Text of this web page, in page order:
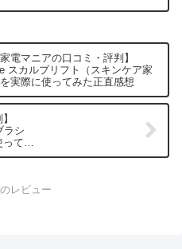
家電マニアの口コミ・評判】
スカルプリフト（スキンケア家
実際に使ってみた正直感想
ラシ
てみ
レビュー